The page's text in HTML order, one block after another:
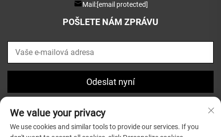
Mail:[email protected]
POŠLETE NÁM ZPRÁVU
Odeslat nyní
We value your privacy
We use cookies and similar tools to provide our services. If you